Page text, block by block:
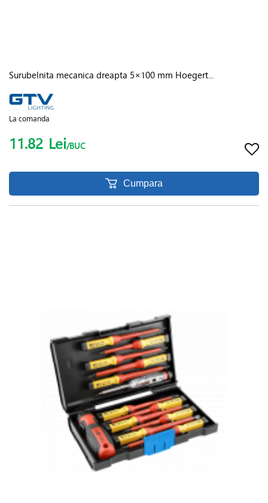
Surubelnita mecanica dreapta 5×100 mm Hoegert...
La comanda
11.82 Lei/BUC
Cumpara